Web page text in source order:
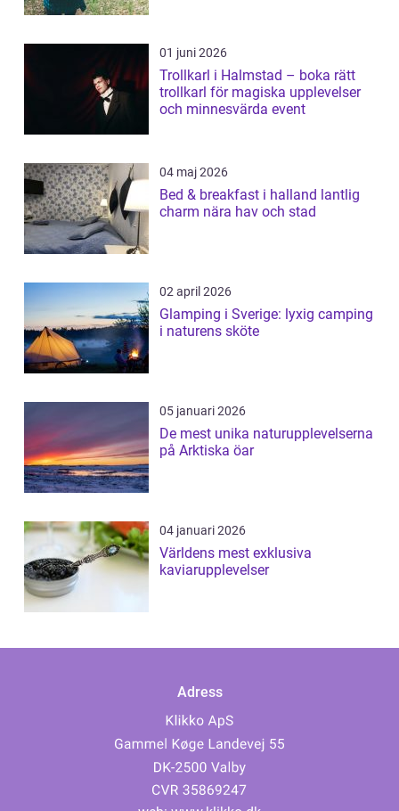
01 juni 2026
Trollkarl i Halmstad – boka rätt
trollkarl för magiska upplevelser
och minnesvärda event
04 maj 2026
Bed & breakfast i halland lantlig
charm nära hav och stad
02 april 2026
Glamping i Sverige: lyxig camping
i naturens sköte
05 januari 2026
De mest unika naturupplevelserna
på Arktiska öar
04 januari 2026
Världens mest exklusiva
kaviarupplevelser
Adress